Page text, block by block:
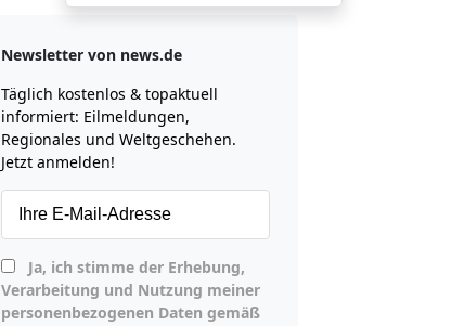
Newsletter von news.de
Täglich kostenlos & topaktuell
informiert: Eilmeldungen,
Regionales und Weltgeschehen.
Jetzt anmelden!
Verarbeitung und Nutzung meiner
personenbezogenen Daten gemäß